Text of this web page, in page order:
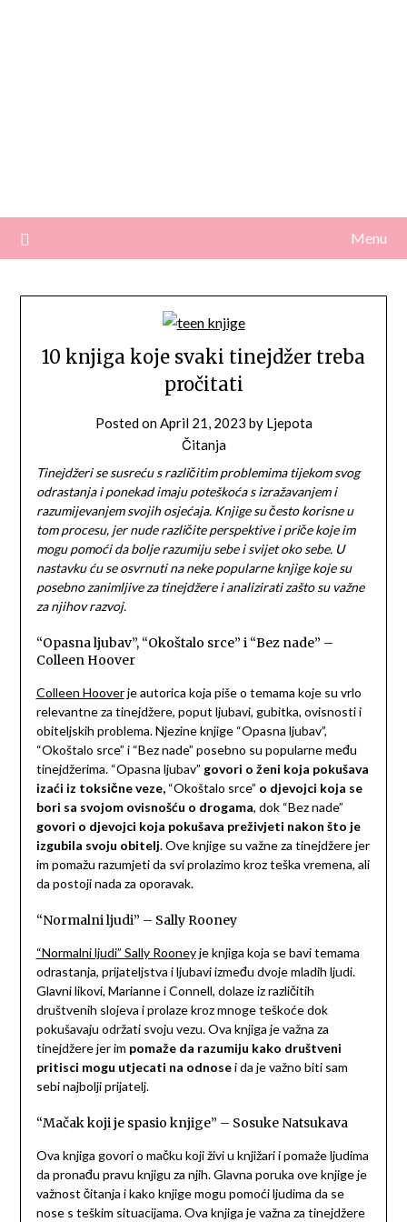
Menu
10 knjiga koje svaki tinejdžer treba
pročitati
Posted onApril 21, 2023 by Ljepota
Čitanja
Tinejdžeri se susreću s različitim problemima tijekom svog
odrastanja i ponekad imaju poteškoća s izražavanjem i
razumijevanjem svojih osjećaja. Knjige su često korisne u
tom procesu, jer nude različite perspektive i priče koje im
mogu pomoći da bolje razumiju sebe i svijet oko sebe. U
nastavku ću se osvrnuti na neke popularne knjige koje su
posebno zanimljive za tinejdžere i analizirati zašto su važne
za njihov razvoj.
“Opasna ljubav”, “Okoštalo srce” i “Bez nade” –
Colleen Hoover
Colleen Hooverje autorica koja piše o temama koje su vrlo
relevantne za tinejdžere, poput ljubavi, gubitka, ovisnosti i
obiteljskih problema. Njezine knjige “Opasna ljubav”,
“Okoštalo srce” i “Bez nade” posebno su popularne među
tinejdžerima. “Opasna ljubav” govori o ženi koja pokušava
izaći iz toksične veze,“Okoštalo srce” o djevojci koja se
bori sa svojom ovisnošću o drogama, dok “Bez nade”
govori o djevojci koja pokušava preživjeti nakon što je
izgubila svoju obitelj. Ove knjige su važne za tinejdžere jer
im pomažu razumjeti da svi prolazimo kroz teška vremena, ali
da postoji nada za oporavak.
“Normalni ljudi” – Sally Rooney
“Normalni ljudi” Sally Rooneyje knjiga koja se bavi temama
odrastanja, prijateljstva i ljubavi između dvoje mladih ljudi.
Glavni likovi, Marianne i Connell, dolaze iz različitih
društvenih slojeva i prolaze kroz mnoge teškoće dok
pokušavaju održati svoju vezu. Ova knjiga je važna za
tinejdžere jer im pomaže da razumiju kako društveni
pritisci mogu utjecati na odnosei da je važno biti sam
sebi najbolji prijatelj.
“Mačak koji je spasio knjige” – Sosuke Natsukava
Ova knjiga govori o mačku koji živi u knjižari i pomaže ljudima
da pronađu pravu knjigu za njih. Glavna poruka ove knjige je
važnost čitanja i kako knjige mogu pomoći ljudima da se
nose s teškim situacijama. Ova knjiga je važna za tinejdžere